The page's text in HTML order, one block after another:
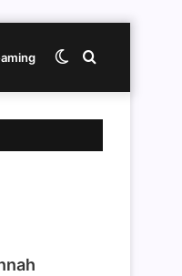
Cari
Switch